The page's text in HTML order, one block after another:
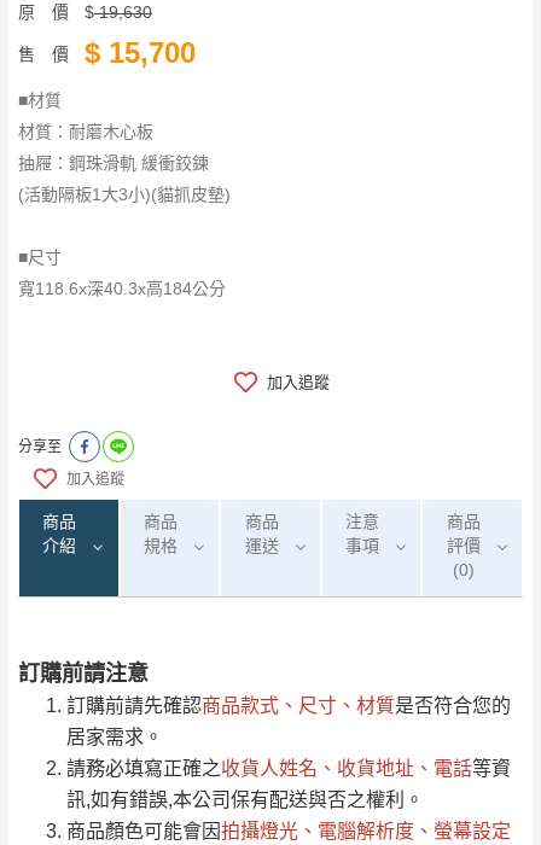
原 價 $19,630
售 價 $ 15,700
■材質
材質：耐磨木心板
抽屜：鋼珠滑軌 緩衝鉸鍊
(活動隔板1大3小)(貓抓皮墊)
■尺寸
寬118.6x深40.3x高184公分
加入追蹤
分享至
加入追蹤
商品
介紹
商品
規格
商品
運送
注意
事項
商品
評價
(0)
訂購前請注意
訂購前請先確認商品款式、尺寸、材質是否符合您的
居家需求。
請務必填寫正確之收貨人姓名、收貨地址、電話等資
訊,如有錯誤,本公司保有配送與否之權利。
商品顏色可能會因拍攝燈光、電腦解析度、螢幕設定
運 費 說 明
運送地區 運送費用
偏遠地區
（請先線上詢問 LINE
注意事項：
由於品項繁多，網頁無法及時更新，如有需
要購買商品，請於出發前來電或到「官方
Line客服」來信確認商品是否有「現貨」與
「金額」。
0/5 (0)筆
全部 依評論高至低排列
依評論低至高排列 只顯示附上圖片